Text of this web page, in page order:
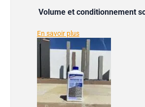
Volume et conditionnement
En savoir plus